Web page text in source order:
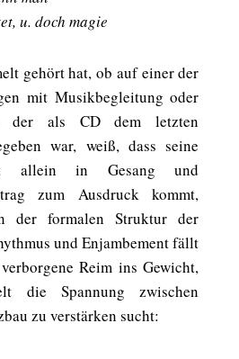
u. doch magie
gehört hat, ob auf einer der
mit Musikbegleitung oder
der als CD dem letzten
war, weiß, dass seine
allein in Gesang und
zum Ausdruck kommt,
der formalen Struktur der
und Enjambement fällt
Reim ins Gewicht,
die Spannung zwischen
zu verstärken sucht: